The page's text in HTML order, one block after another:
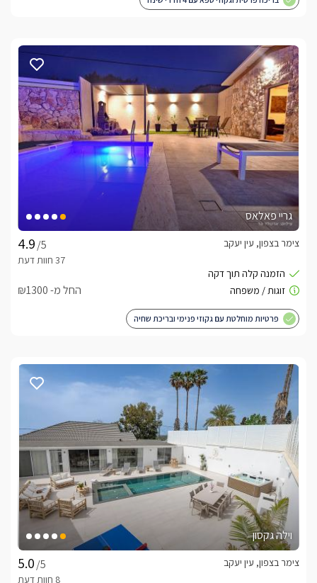
גריי פאלאס
/5
צימר בצפון, עין יעקב
החל מ- ₪1300
פרטיות מוחלטת עם גקוזי פנימי ובריכת שחיה
וילה גקסון
/5
צימר בצפון, עין יעקב